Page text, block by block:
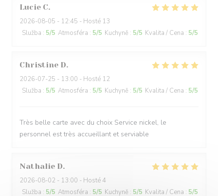
Lucie C
2026-08-05 - 12:45 - Hosté 13
Služba : 5/5 Atmosféra : 5/5 Kuchyně : 5/5 Kvalita / Cena : 5/5
Christine D
2026-07-25 - 13:00 - Hosté 12
Služba : 5/5 Atmosféra : 5/5 Kuchyně : 5/5 Kvalita / Cena : 5/5
Très belle carte avec du choix Service nickel, le
personnel est très accueillant et serviable
Nathalie D
2026-08-02 - 13:00 - Hosté 4
Služba : 5/5 Atmosféra : 5/5 Kuchyně : 5/5 Kvalita / Cena : 5/5